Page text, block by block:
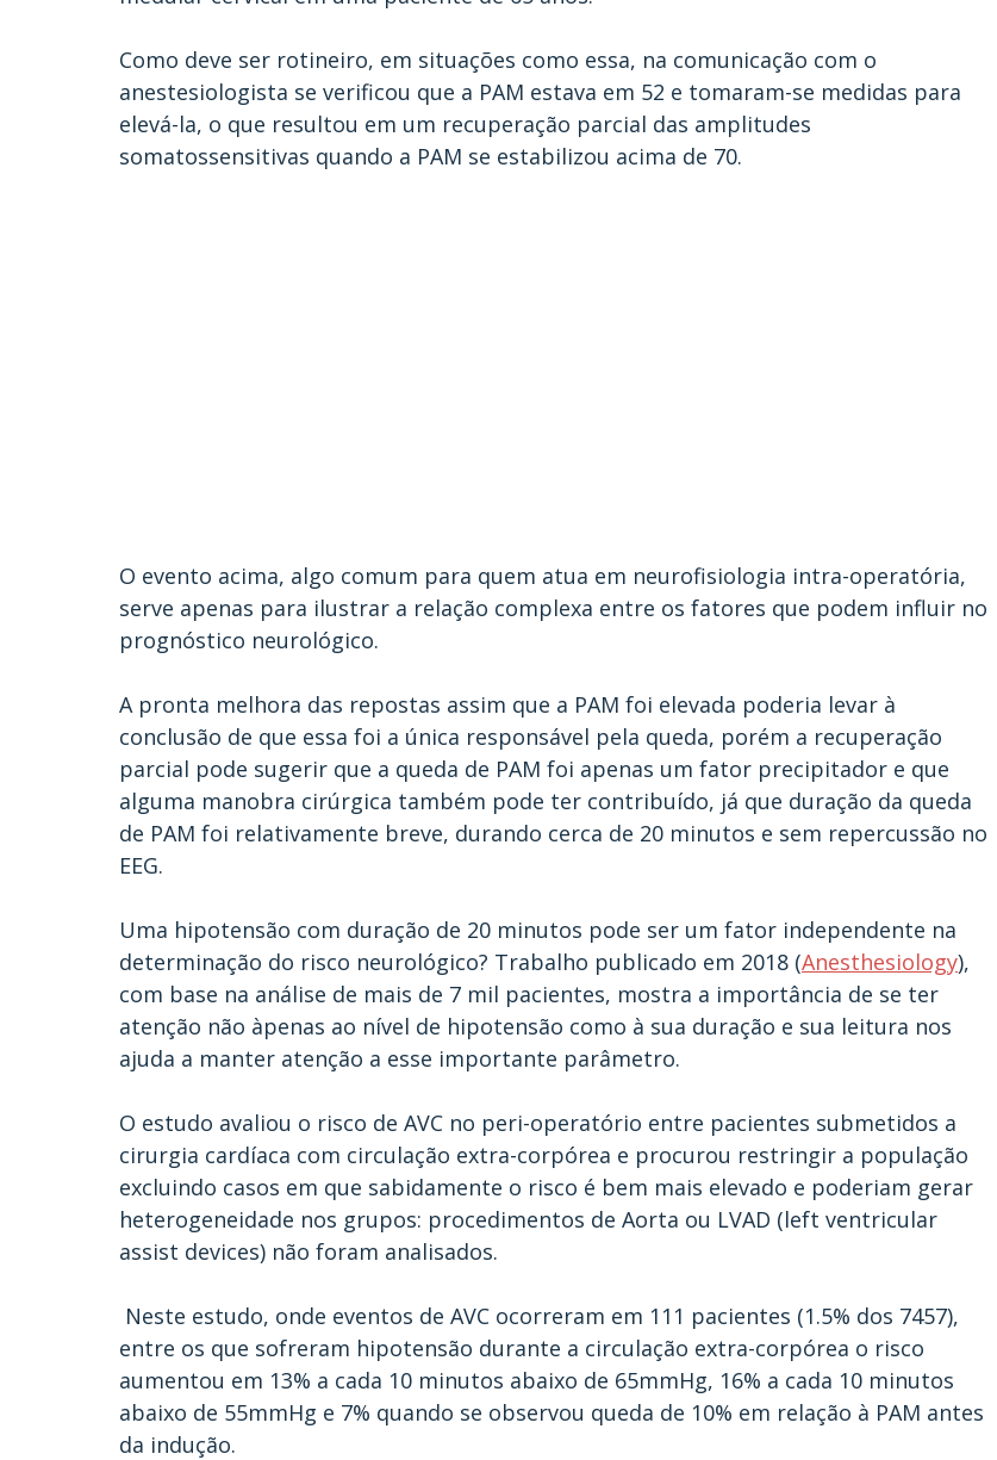
Como deve ser rotineiro, em situações como essa, na comunicação com o
anestesiologista se verificou que a PAM estava em 52 e tomaram-se medidas para
elevá-la, o que resultou em um recuperação parcial das amplitudes
somatossensitivas quando a PAM se estabilizou acima de 70.
O evento acima, algo comum para quem atua em neurofisiologia intra-operatória,
serve apenas para ilustrar a relação complexa entre os fatores que podem influir no
prognóstico neurológico.
A pronta melhora das repostas assim que a PAM foi elevada poderia levar à
conclusão de que essa foi a única responsável pela queda, porém a recuperação
parcial pode sugerir que a queda de PAM foi apenas um fator precipitador e que
alguma manobra cirúrgica também pode ter contribuído, já que duração da queda
de PAM foi relativamente breve, durando cerca de 20 minutos e sem repercussão no
EEG.
Uma hipotensão com duração de 20 minutos pode ser um fator independente na
determinação do risco neurológico? Trabalho publicado em 2018 (Anesthesiology),
com base na análise de mais de 7 mil pacientes, mostra a importância de se ter
atenção não àpenas ao nível de hipotensão como à sua duração e sua leitura nos
ajuda a manter atenção a esse importante parâmetro.
O estudo avaliou o risco de AVC no peri-operatório entre pacientes submetidos a
cirurgia cardíaca com circulação extra-corpórea e procurou restringir a população
excluindo casos em que sabidamente o risco é bem mais elevado e poderiam gerar
heterogeneidade nos grupos: procedimentos de Aorta ou LVAD (left ventricular
assist devices) não foram analisados.
entre os que sofreram hipotensão durante a circulação extra-corpórea o risco
aumentou em 13% a cada 10 minutos abaixo de 65mmHg, 16% a cada 10 minutos
abaixo de 55mmHg e 7% quando se observou queda de 10% em relação à PAM antes
da indução.